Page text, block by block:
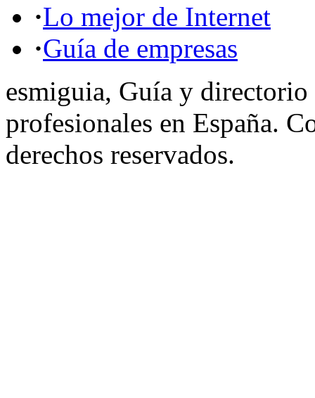
·Lo mejor de Internet
·Guía de empresas
esmiguia, Guía y directorio
profesionales en España.
derechos reservados.